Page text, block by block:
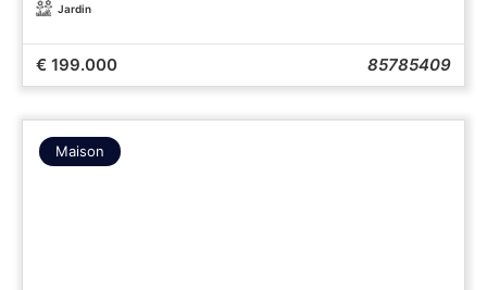
Jardin
€ 199.000 85785409
Maison